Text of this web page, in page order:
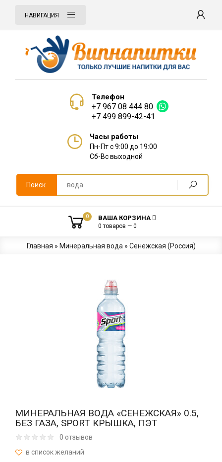
НАВИГАЦИЯ
Телефон
+7 967 08 444 80
+7 499 899-42-41
Часы работы
Пн-Пт с 9:00 до 19:00
Сб-Вс выходной
Поиск
0 ВАША КОРЗИНА
0 товаров — 0
Главная » Минеральная вода » Сенежская (Россия)
МИНЕРАЛЬНАЯ ВОДА «СЕНЕЖСКАЯ» 0.5,
БЕЗ ГАЗА, SPORT КРЫШКА, ПЭТ
0 отзывов